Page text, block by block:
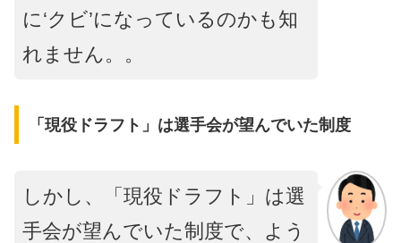
に‘クビ’になっているのかも知
れません。。
「現役ドラフト」は選手会が望んでいた制度
しかし、「現役ドラフト」は選
手会が望んでいた制度で、よう